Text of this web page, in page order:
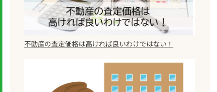
不動産の査定価格は高ければ良いわけではない！